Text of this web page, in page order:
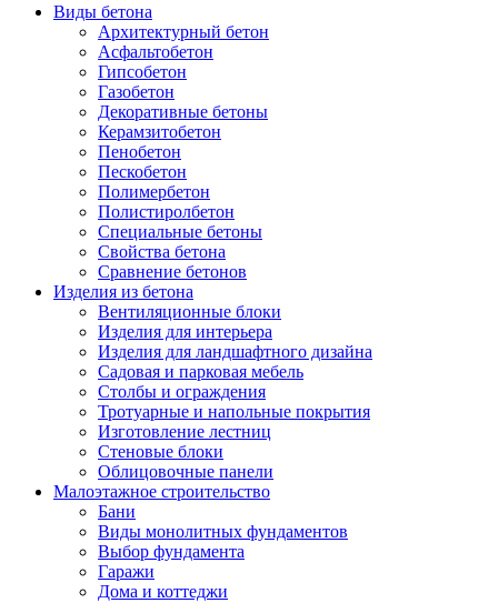
Виды бетона
Архитектурный бетон
Асфальтобетон
Гипсобетон
Газобетон
Декоративные бетоны
Керамзитобетон
Пенобетон
Пескобетон
Полимербетон
Полистиролбетон
Специальные бетоны
Свойства бетона
Сравнение бетонов
Изделия из бетона
Вентиляционные блоки
Изделия для интерьера
Изделия для ландшафтного дизайна
Садовая и парковая мебель
Столбы и ограждения
Тротуарные и напольные покрытия
Изготовление лестниц
Стеновые блоки
Облицовочные панели
Малоэтажное строительство
Бани
Виды монолитных фундаментов
Выбор фундамента
Гаражи
Дома и коттеджи